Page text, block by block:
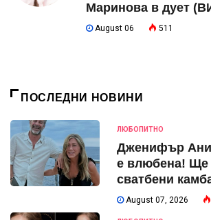
Маринова в дует
August 06 511
ПОСЛЕДНИ НОВИНИ
ЛЮБОПИТНО
Дженифър
е влюбена! Ще
сватбени
August 07, 2026